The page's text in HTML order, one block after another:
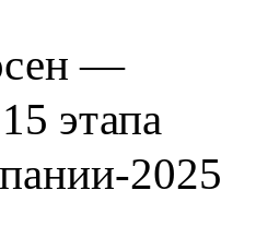
—
этапа
2025